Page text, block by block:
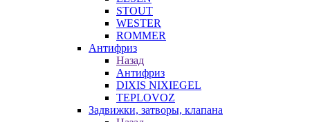
STOUT
WESTER
ROMMER
Антифриз
Назад
Антифриз
DIXIS NIXIEGEL
TEPLOVOZ
Задвижки, затворы, клапана